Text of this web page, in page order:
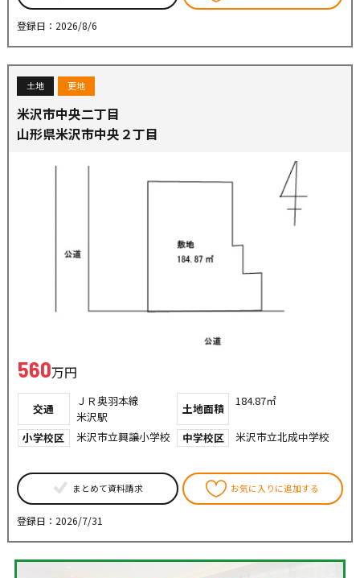
登録日：2026/8/6
土地 更地
米沢市中央二丁目
山形県米沢市中央２丁目
560万円
交通
ＪＲ奥羽本線
米沢駅
土地面積
184.87㎡
小学校区 米沢市立興譲小学校 中学校区 米沢市立北成中学校
まとめて資料請求 お気に入りに追加する
登録日：2026/7/31